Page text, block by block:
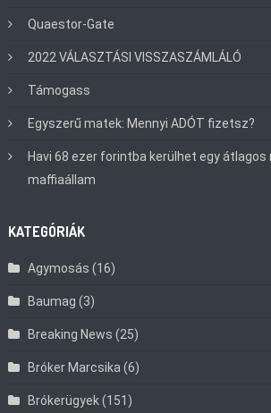
Quaestor-Gate
2022 VÁLASZTÁSI VISSZASZÁMLÁLÓ
Támogass
Egyszerű matek: Mennyi ADÓT fizetsz?
Havi 68 ezer forintba kerülhet egy átlagos
maffiaállam
KATEGÓRIÁK
Agymosás (16)
Baumag (3)
Breaking News (25)
Bróker Marcsika(6)
Brókerügyek(151)